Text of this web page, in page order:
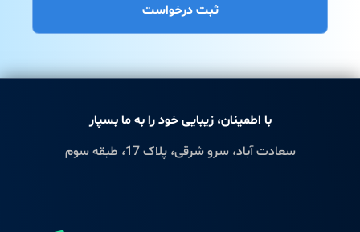
ثبت درخواست
با اطمینان، زیبایی خود را به ما بسپار
سعادت آباد، سرو شرقی، پلاک 17، طبقه سوم